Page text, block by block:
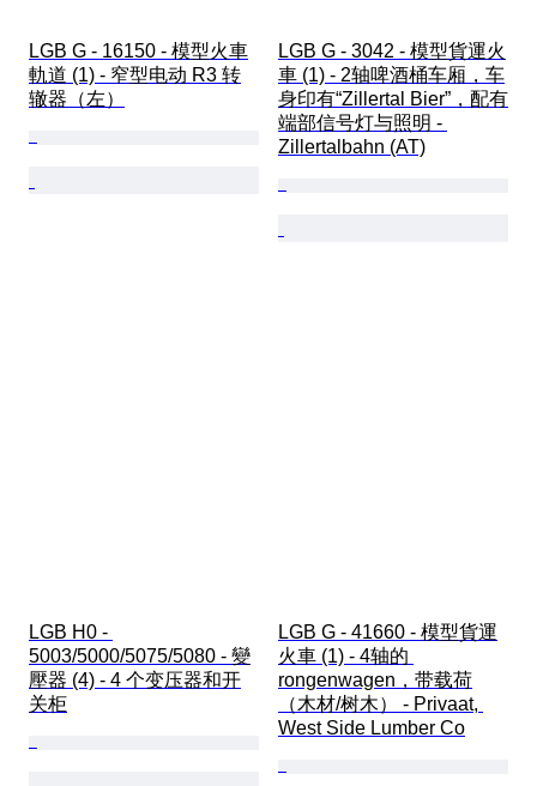
LGB G - 16150 - 模型火車
軌道 (1) - 窄型电动 R3 转
辙器（左）
LGB G - 3042 - 模型貨運火
車 (1) - 2轴啤酒桶车厢，车
身印有“Zillertal Bier”，配有
端部信号灯与照明 -
Zillertalbahn (AT)
LGB H0 -
5003/5000/5075/5080 - 變
壓器 (4) - 4 个变压器和开
关柜
LGB G - 41660 - 模型貨運
火車 (1) - 4轴的
rongenwagen，带载荷
（木材/树木） - Privaat,
West Side Lumber Co